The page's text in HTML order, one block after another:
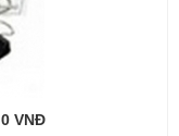
0 VNĐ